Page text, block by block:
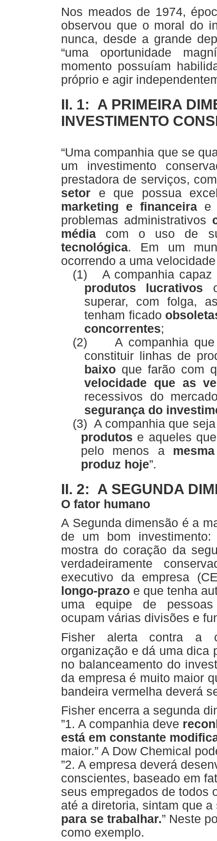
Nos meados de 1974,
observou que o moral do
nunca, desde a grande
“uma oportunidade
momento possuíam
próprio e agir
II. 1: A PRIMEIRA
INVESTIMENTO
“Uma companhia que se
um investimento
prestadora de serviços,
setor e que possua
marketing e financeira e
problemas administrativos
média com o uso de
tecnológica. Em um
ocorrendo a uma
(1)
A companhia
produtos lucrativos
superar, com folga,
tenham ficado
concorrentes;
(2)
A companhia
constituir linhas de
baixo que farão com
velocidade que as
recessivos do
segurança do
(3) A companhia que
produtos e aqueles
pelo menos a
produz hoje”.
II. 2: A SEGUNDA
O fator humano
A Segunda dimensão é a
de um bom
mostra do coração da
verdadeiramente
executivo da empresa
longo-prazo e que tenha
uma equipe de pessoas
ocupam várias divisões e
Fisher alerta contra a
organização e dá uma dica
no balanceamento do
da empresa é muito maior
bandeira vermelha deverá
Fisher encerra a segunda
”1. A companhia deve
está em constante
maior.” A Dow Chemical
”2. A empresa deverá
conscientes, baseado em
seus empregados de todos
até a diretoria, sintam que
para se trabalhar.” Neste
como exemplo.